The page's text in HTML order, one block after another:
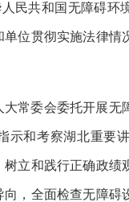
民共和国无障碍环
位贯彻实施法律
常委会委托开展
示和考察湖北重要
立和践行正确政
，全面检查无障